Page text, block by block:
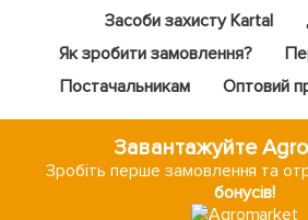
Засоби захисту Kartal
Як зробити замовлення?
Постачальникам
Оптовий
Завантажуйте
Зробіть перше замовлення та
бонусів!